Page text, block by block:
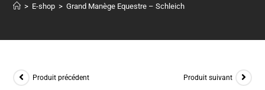
> E-shop > Grand Manège Equestre – Schleich
Produit précédent Produit suivant